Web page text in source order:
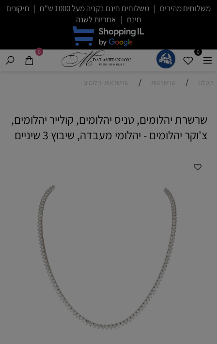
משלוחים מהירים | משלוחים חינם בקניה מעל 1000 ש"ח | תיקונים
חינם | אחריות לשנה
0
0
קטלוג / שרשראות / שרשראות יהלומים
שרשרת יהלומים, טניס יהלומים, קולייר יהלומים,
צ'וקר יהלומים - יהלומי מעבדה, שיבוץ 3 שיניים